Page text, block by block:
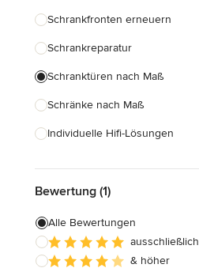
Schrankfronten erneuern
Schrankreparatur
Schranktüren nach Maß
Schränke nach Maß
Individuelle Hifi-Lösungen
Küchenschränke nach Maß
Regale nach Maß
Schreinerarbeiten
Bewertung (1)
Alle Bewertungen
ausschließlich
& höher